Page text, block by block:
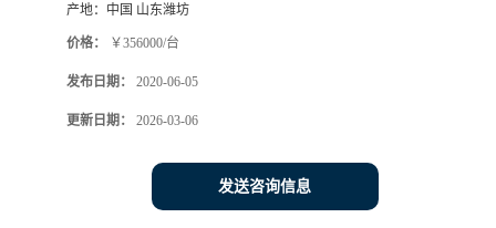
产地： 中国 山东潍坊
价格： ￥356000/台
发布日期： 2020-06-05
更新日期： 2026-03-06
发送咨询信息